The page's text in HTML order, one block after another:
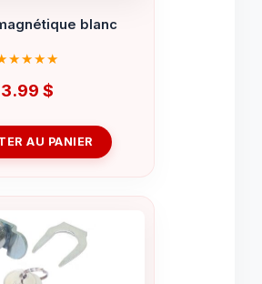
blanc
3.99 $
AU PANIER